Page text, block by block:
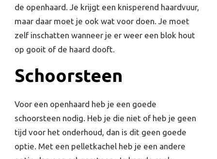
de openhaard. Je krijgt een knisperend haardvuur,
maar daar moet je ook wat voor doen. Je moet
zelf inschatten wanneer je er weer een blok hout
op gooit of de haard dooft.
Schoorsteen
Voor een openhaard heb je een goede
schoorsteen nodig. Heb je die niet of heb je geen
tijd voor het onderhoud, dan is dit geen goede
optie. Met een pelletkachel heb je een andere